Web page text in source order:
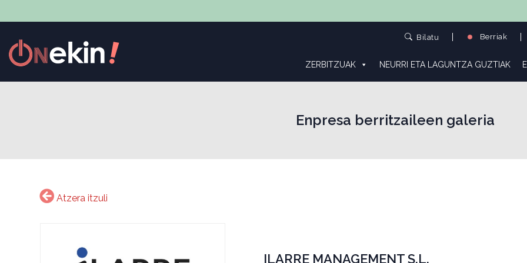
Bilatu Berriak
ZERBITZUAK NEURRI ETA LAGUNTZA GUZTIAK
Enpresa berritzaileen galeria
Atzera itzuli
ILARRE MANAGEMENT S.L.